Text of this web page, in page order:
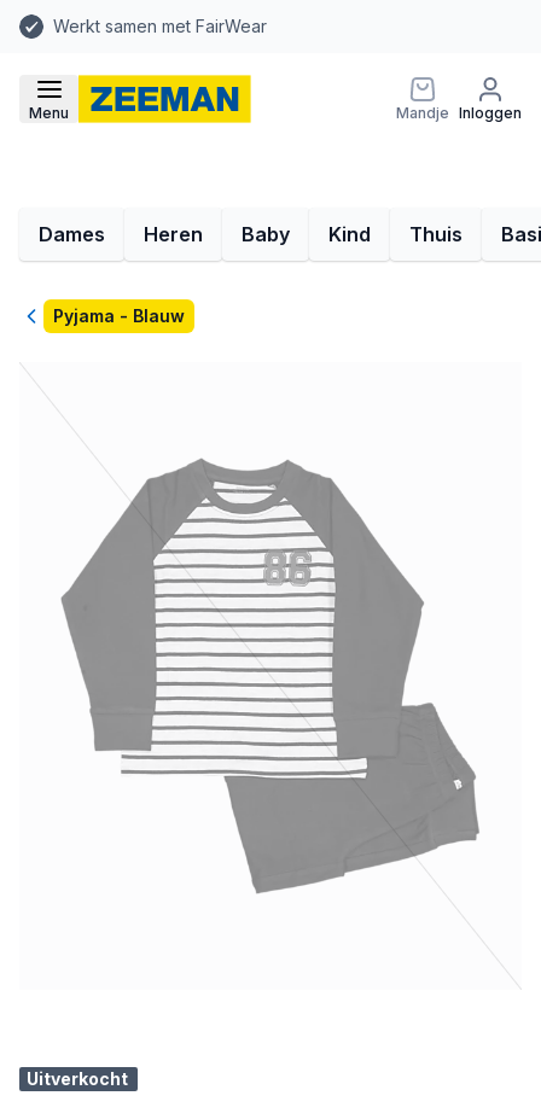
Werkt samen met FairWear
Menu Mandje Inloggen
Dames Heren Baby Kind Thuis
TerugPyjama - Blauw
Uitverkocht